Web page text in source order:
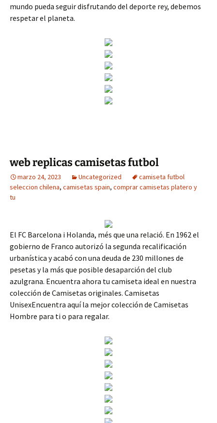
mundo pueda seguir disfrutando del deporte rey, debemos
respetar el planeta.
web replicas camisetas futbol
marzo 24, 2023 Uncategorized
camiseta futbol
seleccion chilena, camisetas spain, comprar camisetas platero y
tu
El FC Barcelona i Holanda, més que una relació. En 1962 el
gobierno de Franco autorizó la segunda recalificación
urbanística y acabó con una deuda de 230 millones de
pesetas y la más que posible desaparción del club
azulgrana. Encuentra ahora tu camiseta ideal en nuestra
colección de Camisetas originales. Camisetas
UnisexEncuentra aquí la mejor colección de Camisetas
Hombre para ti o para regalar.